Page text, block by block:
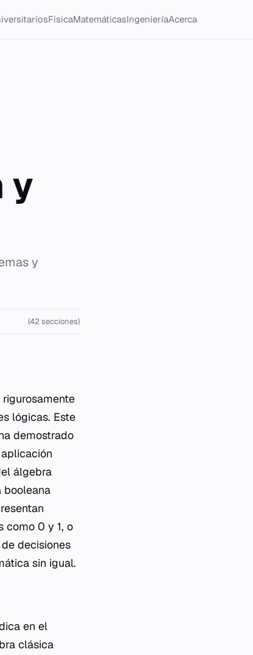
FísicaMatemáticasIngenieríaAcerca
y
y
(42 secciones)
rigurosamente
lógicas. Este
demostrado
álgebra
booleana
como 0 y 1, o
decisiones
sin igual.
en el
clásica